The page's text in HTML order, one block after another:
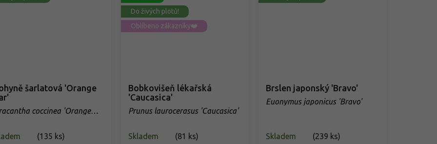
šarlatová 'Orange
coccinea 'Orange
(135 ks)
Do živých plotů!
Oblíbeno zákazníky❤️
Bobkovišeň lékařská
'Caucasica'
Prunus laurocerasus 'Caucasica'
Skladem (81 ks)
Brslen japonský 'Bravo'
Euonymus japonicus 'Bravo'
Skladem (239 ks)